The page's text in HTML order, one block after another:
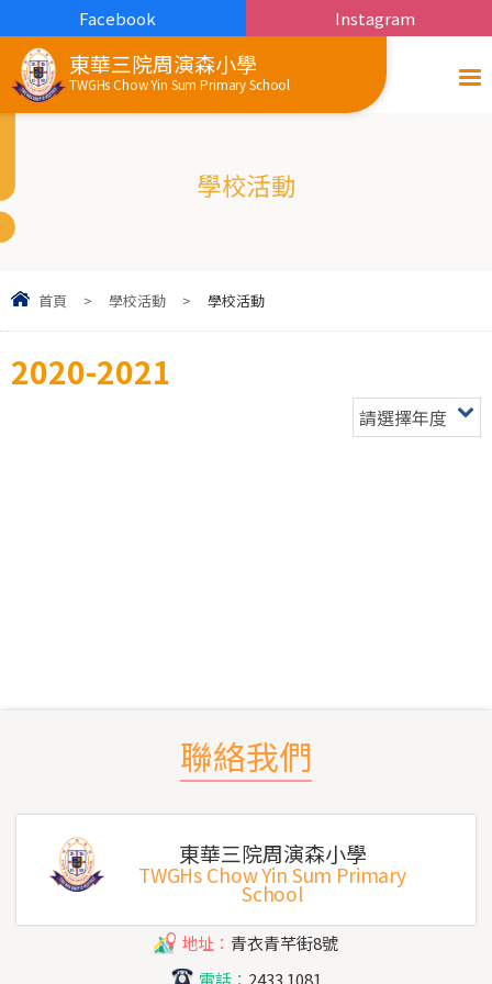
東華三院周演森小學
TWGHs Chow Yin Sum Primary School
Facebook Instagram
學校活動
首頁 > 學校活動 > 學校活動
2020-2021
請選擇年度
聯絡我們
東華三院周演森小學
TWGHs Chow Yin Sum Primary
School
地址： 青衣青芊街8號
電話： 2433 1081